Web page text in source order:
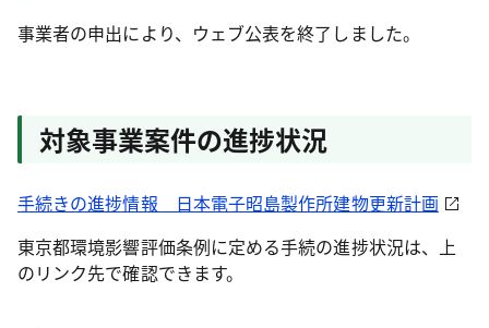
事業者の申出により、ウェブ公表を終了しました。
対象事業案件の進捗状況
手続きの進捗情報 日本電子昭島製作所建物更新計画
東京都環境影響評価条例に定める手続の進捗状況は、上
のリンク先で確認できます。